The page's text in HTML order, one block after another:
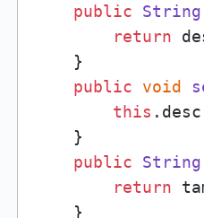
public String
return
    }
public
void
this .
    }
public
String
return
    }